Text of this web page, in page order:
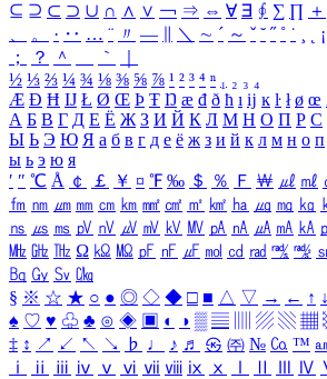
⊆ ⊇ ⊂ ⊃ ∪ ∩ ∧ ∨ ￢ ⇒ ⇔ ∀ ∃ ∮ ∑ ∏ ＋
、
。 · ‥ … ¨ 〃 ― ＼ ∼ ´ ～ ˇ ˘ ˝ ˚ ˙ ¸ ¡
；
？ ＾ ｀
½ ⅓ ⅔ ¼ ¾ ⅛ ⅜ ⅝ ⅞ ¹ ² ³ ⁴ ⁿ ₁ ₂ ₃ ₄
Æ Ð Ħ Ĳ Ł Ø Œ Þ Ŧ Ŋ æ đ ð ħ ı ĳ ĸ ŀ ł ø œ
А Б В Г Д Е Ё Ж З И Й К Л М Н О П Р С
Ы Ь Э Ю Я а б в г д е ё ж з и й к л м н о п
ы ь э ю я
′ ″ ℃ Å ￠ ￡ ￥ ¤ ℉ ‰ ＄ ％ Ｆ ￦ ㎕ ㎖
㎙ ㎚ ㎛ ㎜ ㎝ ㎞ ㎟ ㎠ ㎡ ㎢ ㏊ ㎍ ㎎ ㎏
㎱ ㎲ ㎳ ㎴ ㎵ ㎶ ㎷ ㎸ ㎹ ㎀ ㎁ ㎂ ㎃ ㎄
㎒ ㎓ ㎔ Ω ㏀ ㏁ ㎊ ㎋ ㎌ ㏖ ㏅ ㎭ ㎮ ㎯
㏃ ㏉ ㏜ ㏆
§ ※ ☆ ★ ○ ● ◎ ◇ ◆ □ ■ △ ▽ → ← ↑ ↓
♠ ♡ ♥ ♧ ♣ ⊙ ◈ ▣ ◐ ◑ ▒ ▤ ▨ ▧ ▦
‡ ↕ ↗ ↙ ↖ ↘ ♭ ♩ ♪ ♬ ㉿ ㈜ № ㏇ ™
ⅰ
ⅱ ⅲ ⅳ ⅴ ⅵ ⅶ ⅷ ⅸ ⅹ Ⅳ